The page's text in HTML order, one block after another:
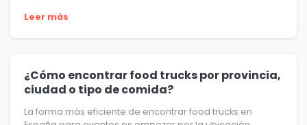
Leer más
¿Cómo encontrar food trucks por provincia,
ciudad o tipo de comida?
La forma más eficiente de encontrar food trucks en